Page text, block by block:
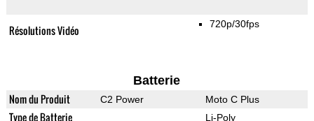
Résolutions Vidéo 720p/30fps
Batterie
Nom du Produit C2 Power Moto C Plus
Type de Batterie Li-Poly